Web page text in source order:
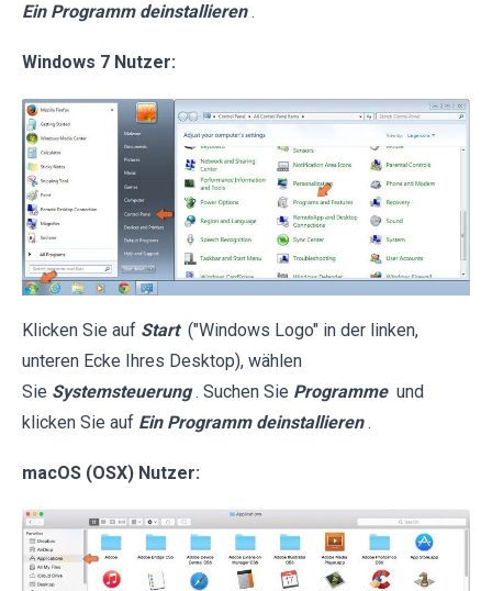
Ein Programm deinstallieren .
Windows 7 Nutzer:
Klicken Sie auf Start ("Windows Logo" in der linken,
unteren Ecke Ihres Desktop), wählen
Sie Systemsteuerung . Suchen Sie Programme und
klicken Sie auf Ein Programm deinstallieren .
macOS (OSX) Nutzer: